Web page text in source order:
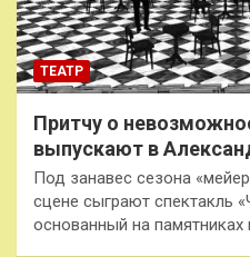
ТЕАТР
Притчу о
выпускают в
Под занавес сезона
сцене сыграют спектакль
основанный на памятниках